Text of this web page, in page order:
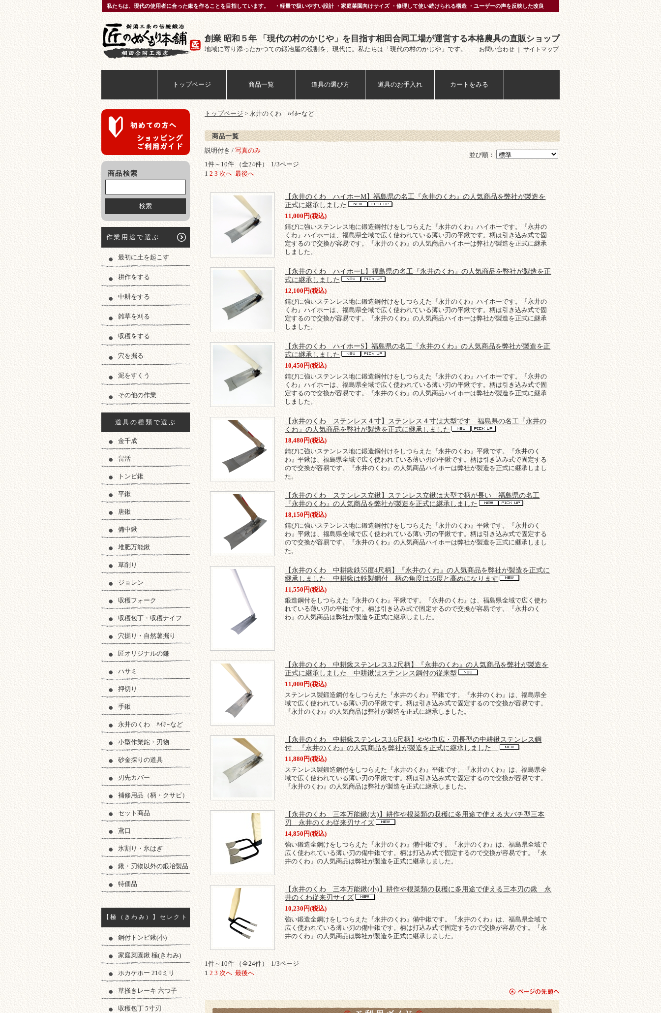
私たちは、現代の使用者に合った鍬を作ることを目指しています。 ・軽量で扱いやすい設計 ・家庭菜園向けサイズ ・修理して使い続けられる構造 ・ユーザーの声を反映した改良
創業 昭和５年 「現代の村のかじや」を目指す相田合同工場が運営する本格農具の直販ショップ
地域に寄り添ったかつての鍛冶屋の役割を、現代に。私たちは「現代の村のかじや」です。 お問い合わせ ｜ サイトマップ
トップページ 商品一覧 道具の選び方 道具のお手入れ カートをみる
商品検索
作業用途で選ぶ
最初に土を起こす
耕作をする
中耕をする
雑草を刈る
収穫をする
穴を掘る
泥をすくう
その他の作業
道具の種類で選ぶ
金千成
畠活
トンビ鍬
平鍬
唐鍬
備中鍬
堆肥万能鍬
草削り
ジョレン
収穫フォーク
収穫包丁・収穫ナイフ
穴掘り・自然薯掘り
匠オリジナルの鎌
ハサミ
押切り
手鍬
永井のくわ ﾊｲﾎｰなど
小型作業鉈・刃物
砂金採りの道具
刃先カバー
補修用品（柄・クサビ）
セット商品
鳶口
氷割り・氷はぎ
鍬・刃物以外の鍛冶製品
特価品
【極（きわみ）】セレクト
鋼付トンビ鍬(小)
家庭菜園鍬 極(きわみ)
ホカケホー 210ミリ
草掻きレーキ 六つ子
収穫包丁 5寸刃
トップページ > 永井のくわ ﾊｲﾎｰなど
商品一覧
並び順：
説明付き / 写真のみ
1件～10件 （全24件） 1/3ページ
1 2 3 次へ 最後へ
【永井のくわ ハイホーM】福島県の名工『永井のくわ』の人気商品を弊社が製造を
正式に継承しました
11,000円(税込)
錆びに強いステンレス地に鍛造鋼付けをしつらえた『永井のくわ』ハイホーです。『永井の
くわ』ハイホーは、福島県全域で広く使われている薄い刃の平鍬です。柄は引き込み式で固
定するので交換が容易です。『永井のくわ』の人気商品ハイホーは弊社が製造を正式に継承
しました。
【永井のくわ ハイホーL】福島県の名工『永井のくわ』の人気商品を弊社が製造を正
式に継承しました
12,100円(税込)
錆びに強いステンレス地に鍛造鋼付けをしつらえた『永井のくわ』ハイホーです。『永井の
くわ』ハイホーは、福島県全域で広く使われている薄い刃の平鍬です。柄は引き込み式で固
定するので交換が容易です。『永井のくわ』の人気商品ハイホーは弊社が製造を正式に継承
しました。
【永井のくわ ハイホーS】福島県の名工『永井のくわ』の人気商品を弊社が製造を正
式に継承しました
10,450円(税込)
錆びに強いステンレス地に鍛造鋼付けをしつらえた『永井のくわ』ハイホーです。『永井の
くわ』ハイホーは、福島県全域で広く使われている薄い刃の平鍬です。柄は引き込み式で固
定するので交換が容易です。『永井のくわ』の人気商品ハイホーは弊社が製造を正式に継承
しました。
【永井のくわ ステンレス４寸】ステンレス４寸は大型です 福島県の名工『永井の
くわ』の人気商品を弊社が製造を正式に継承しました
18,480円(税込)
錆びに強いステンレス地に鍛造鋼付けをしつらえた『永井のくわ』平鍬です。『永井のく
わ』平鍬は、福島県全域で広く使われている薄い刃の平鍬です。柄は引き込み式で固定する
ので交換が容易です。『永井のくわ』の人気商品ハイホーは弊社が製造を正式に継承しまし
た。
【永井のくわ ステンレス立鍬】ステンレス立鍬は大型で柄が長い 福島県の名工
『永井のくわ』の人気商品を弊社が製造を正式に継承しました
18,150円(税込)
錆びに強いステンレス地に鍛造鋼付けをしつらえた『永井のくわ』平鍬です。『永井のく
わ』平鍬は、福島県全域で広く使われている薄い刃の平鍬です。柄は引き込み式で固定する
ので交換が容易です。『永井のくわ』の人気商品ハイホーは弊社が製造を正式に継承しまし
た。
【永井のくわ 中耕鍬鉄55度4尺柄】『永井のくわ』の人気商品を弊社が製造を正式に
継承しました 中耕鍬は鉄製鋼付 柄の角度は55度と高めになります
11,550円(税込)
鍛造鋼付をしつらえた『永井のくわ』平鍬です。『永井のくわ』は、福島県全域で広く使わ
れている薄い刃の平鍬です。柄は引き込み式で固定するので交換が容易です。『永井のく
わ』の人気商品は弊社が製造を正式に継承しました。
【永井のくわ 中耕鍬ステンレス3.2尺柄】『永井のくわ』の人気商品を弊社が製造を
正式に継承しました 中耕鍬はステンレス鋼付の従来型
11,000円(税込)
ステンレス製鍛造鋼付をしつらえた『永井のくわ』平鍬です。『永井のくわ』は、福島県全
域で広く使われている薄い刃の平鍬です。柄は引き込み式で固定するので交換が容易です。
『永井のくわ』の人気商品は弊社が製造を正式に継承しました。
【永井のくわ 中耕鍬ステンレス3.6尺柄】やや巾広・刃長型の中耕鍬ステンレス鋼
付 『永井のくわ』の人気商品を弊社が製造を正式に継承しました
11,880円(税込)
ステンレス製鍛造鋼付をしつらえた『永井のくわ』平鍬です。『永井のくわ』は、福島県全
域で広く使われている薄い刃の平鍬です。柄は引き込み式で固定するので交換が容易です。
『永井のくわ』の人気商品は弊社が製造を正式に継承しました。
【永井のくわ 三本万能鍬(大)】耕作や根菜類の収穫に多用途で使える大バチ型三本
刃 永井のくわ従来刃サイズ
14,850円(税込)
強い鍛造全鋼けをしつらえた『永井のくわ』備中鍬です。『永井のくわ』は、福島県全域で
広く使われている薄い刃の備中鍬です。柄は打込み式で固定するので交換が容易です。『永
井のくわ』の人気商品は弊社が製造を正式に継承しました。
【永井のくわ 三本万能鍬(小)】耕作や根菜類の収穫に多用途で使える三本刃の鍬 永
井のくわ従来刃サイズ
10,230円(税込)
強い鍛造全鋼けをしつらえた『永井のくわ』備中鍬です。『永井のくわ』は、福島県全域で
広く使われている薄い刃の備中鍬です。柄は打込み式で固定するので交換が容易です。『永
井のくわ』の人気商品は弊社が製造を正式に継承しました。
1件～10件 （全24件） 1/3ページ
1 2 3 次へ 最後へ
page top